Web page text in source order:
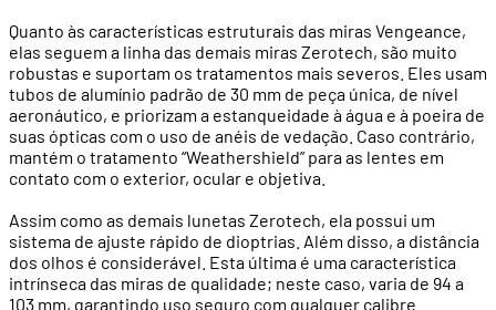
Quanto às características estruturais das miras Vengeance,
elas seguem a linha das demais miras Zerotech, são muito
robustas e suportam os tratamentos mais severos. Eles usam
tubos de alumínio padrão de 30 mm de peça única, de nível
aeronáutico, e priorizam a estanqueidade à água e à poeira de
suas ópticas com o uso de anéis de vedação. Caso contrário,
mantém o tratamento “Weathershield” para as lentes em
contato com o exterior, ocular e objetiva.
Assim como as demais lunetas Zerotech, ela possui um
sistema de ajuste rápido de dioptrias. Além disso, a distância
dos olhos é considerável. Esta última é uma característica
intrínseca das miras de qualidade; neste caso, varia de 94 a
103 mm, garantindo uso seguro com qualquer calibre.